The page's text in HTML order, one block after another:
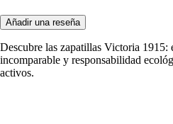
Añadir una reseña
Descubre las zapatillas Victoria 1915:
incomparable y responsabilidad
activos.